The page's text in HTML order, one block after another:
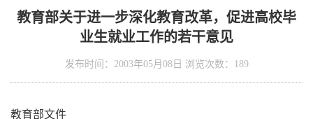
教育部关于进一步深化教育改革，促进高校毕
业生就业工作的若干意见
发布时间：2003年05月08日 浏览次数： 189
教育部文件